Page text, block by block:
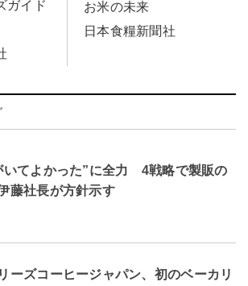
ガイド
お米の未来
日本食糧新聞社
いてよかった”に全力 4戦略で製販の
藤社長が方針示す
ーズコーヒージャパン、初のベーカリ